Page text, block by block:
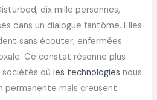
dix mille personnes,
dans un dialogue fantôme. Elles
sans écouter, enfermées
Ce constat résonne plus
sociétés oùles technologies nous
mais creusent